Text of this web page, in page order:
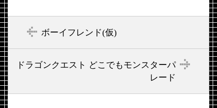
ボーイフレンド(仮)
ドラゴンクエスト どこでもモンスターパ
レード